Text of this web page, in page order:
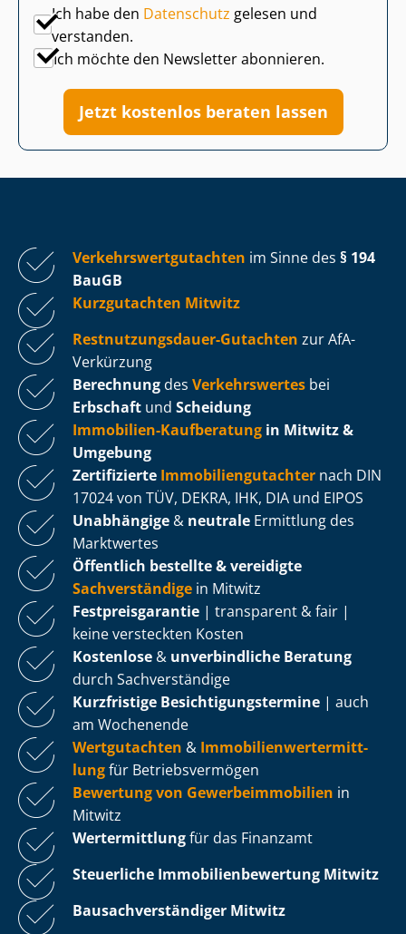
Ich habe den Datenschutz gelesen und
verstanden.
Ich möchte den Newsletter abonnieren.
Jetzt kostenlos beraten lassen
Ver­kehrs­wert­gut­ach­ten im Sinne des § 194
BauGB
Kurzgutachten Mitwitz
Rest­nut­zungs­dau­er-Gutachten zur AfA-
Verkürzung
Berechnung des Verkehrswertes bei
Erbschaft und Scheidung
Immobilien-Kaufberatung in Mitwitz &
Umgebung
Zertifizierte Im­mo­bi­li­en­gut­ach­ter nach DIN
17024 von TÜV, DEKRA, IHK, DIA und EIPOS
Unabhängige & neutrale Ermittlung des
Marktwertes
Öffentlich bestellte & vereidigte
Sachverständige in Mitwitz
Fest­preis­ga­ran­tie | transparent & fair |
keine versteckten Kosten
Kostenlose & unverbindliche Beratung
durch Sachverständige
Kurzfristige Be­sich­ti­gungs­ter­mi­ne | auch
am Wochenende
Wertgutachten & Im­mo­bi­li­en­wert­ermitt­
lungfür Be­triebs­ver­mö­gen
Bewertung von Ge­wer­be­im­mo­bi­li­en in
Mitwitz
Wertermittlungfür das Finanzamt
Steuerliche Im­mo­bi­li­en­be­wer­tung Mitwitz
Bau­sach­ver­stän­di­ger Mitwitz